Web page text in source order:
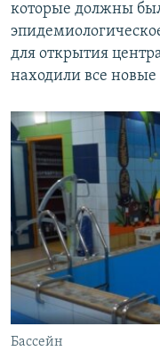
которые должны
для открытия
находили все
Бассейн